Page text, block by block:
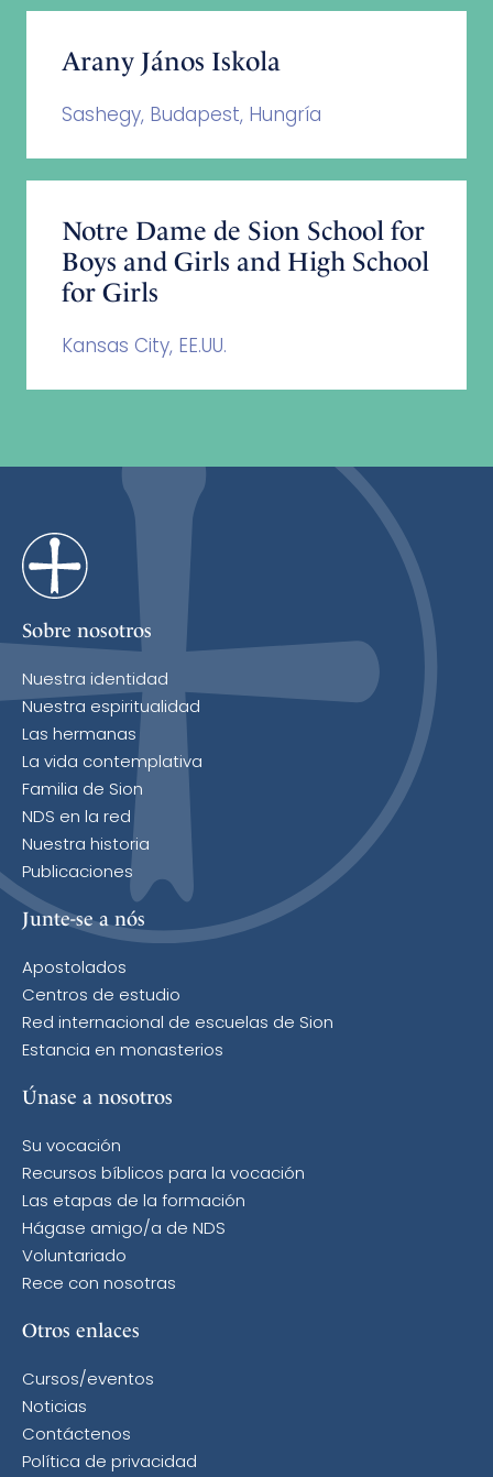
Arany János Iskola
Sashegy, Budapest, Hungría
Notre Dame de Sion School for
Boys and Girls and High School
for Girls
Kansas City, EE.UU.
Sobre nosotros
Nuestra identidad
Nuestra espiritualidad
Las hermanas
La vida contemplativa
Familia de Sion
NDS en la red
Nuestra historia
Publicaciones
Junte-se a nós
Apostolados
Centros de estudio
Red internacional de escuelas de Sion
Estancia en monasterios
Únase a nosotros
Su vocación
Recursos bíblicos para la vocación
Las etapas de la formación
Hágase amigo/a de NDS
Voluntariado
Rece con nosotras
Otros enlaces
Cursos/eventos
Noticias
Contáctenos
Política de privacidad